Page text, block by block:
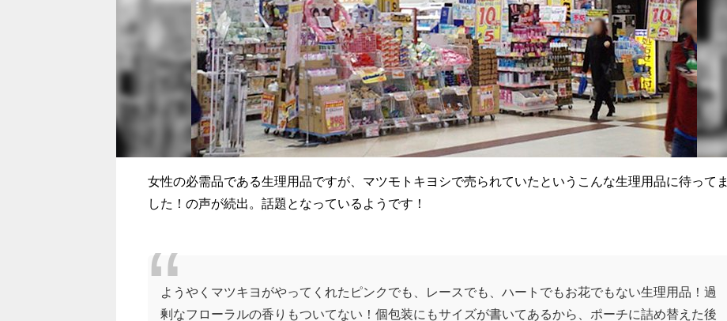
女性の必需品である生理用品ですが、マツモトキヨシで売られていたというこんな生理用品に待ってま
した！の声が続出。話題となっているようです！
ようやくマツキヨがやってくれたピンクでも、レースでも、ハートでもお花でもない生理用品！過
剰なフローラルの香りもついてない！個包装にもサイズが書いてあるから、ポーチに詰め替えた後